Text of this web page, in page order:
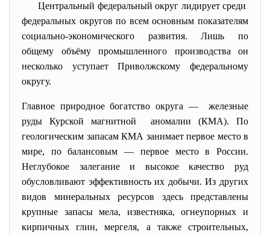
Центральный федеральный округ лидирует среди
федеральных округов по всем основным показателям
социально-экономического развития. Лишь по
общему объёму промышленного производства он
несколько уступает Приволжскому федеральному
округу.
Главное природное богатство округа — железные
руды Курской магнитной аномалии (КМА). По
геологическим запасам КМА занимает первое место в
мире, по балансовым — первое место в России.
Неглубокое залегание и высокое качество руд
обусловливают эффективность их добычи. Из других
видов минеральных ресурсов здесь представлены
крупные запасы мела, известняка, огнеупорных и
кирпичных глин, мергеля, а также строительных,